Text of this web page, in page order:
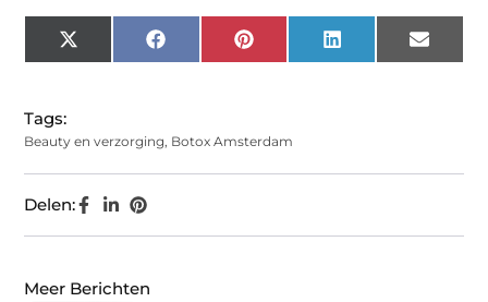
X
(Twitter)
Facebook Pinterest LinkedIn Email
Tags:
Beauty en verzorging, Botox Amsterdam
Delen:
Meer Berichten